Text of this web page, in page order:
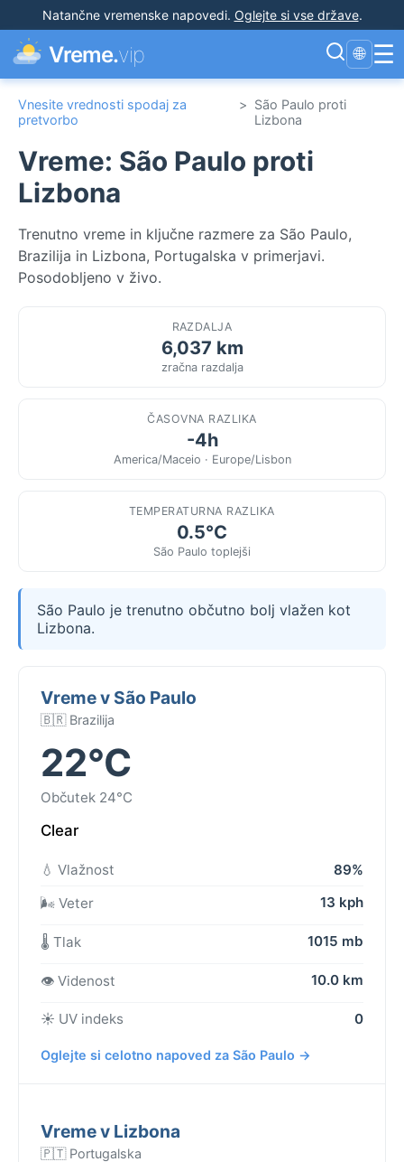
Natančne vremenske napovedi. Oglejte si vse države.
Vreme.vip 🌐 ☰
Vnesite vrednosti spodaj za
pretvorbo
> São Paulo proti
Lizbona
Vreme: São Paulo proti
Lizbona
Trenutno vreme in ključne razmere za São Paulo,
Brazilija in Lizbona, Portugalska v primerjavi.
Posodobljeno v živo.
RAZDALJA
6,037 km
zračna razdalja
ČASOVNA RAZLIKA
-4h
America/Maceio · Europe/Lisbon
TEMPERATURNA RAZLIKA
0.5°C
São Paulo toplejši
São Paulo je trenutno občutno bolj vlažen kot
Lizbona.
Vreme v São Paulo
🇧🇷 Brazilija
22°C
Občutek 24°C
Clear
💧 Vlažnost
89%
🌬️ Veter
13 kph
🌡️ Tlak 1015 mb
👁️ Videnost 10.0 km
☀️ UV indeks 0
Oglejte si celotno napoved za São Paulo →
Vreme v Lizbona
🇵🇹 Portugalska